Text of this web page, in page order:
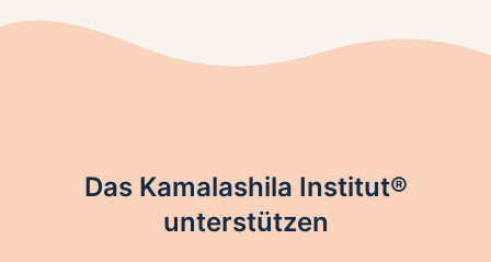
Das Kamalashila Institut®
unterstützen